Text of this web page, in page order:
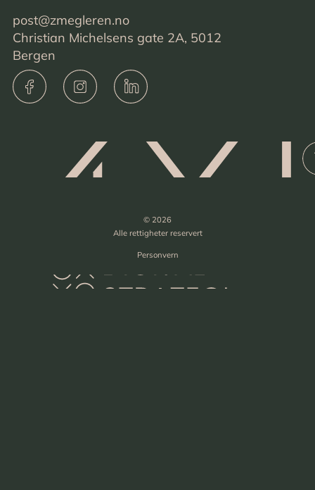
post@zmegleren.no
Christian Michelsens gate 2A, 5012
Bergen
© 2026
Alle rettigheter reservert
Personvern